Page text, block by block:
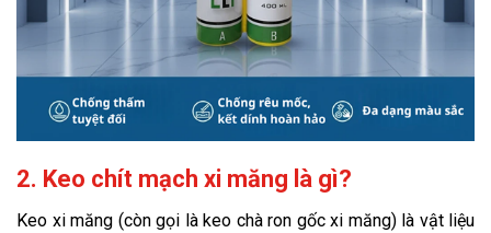
2. Keo chít mạch xi măng là gì?
Keo xi măng (còn gọi là keo chà ron gốc xi măng) là vật liệu